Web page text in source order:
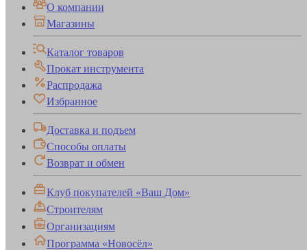
О компании
Магазины
Каталог товаров
Прокат инструмента
Распродажа
Избранное
Доставка и подъем
Способы оплаты
Возврат и обмен
Клуб покупателей «Ваш Дом»
Строителям
Организациям
Программа «Новосёл»